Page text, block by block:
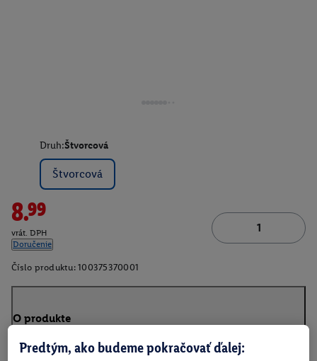
Druh:Štvorcová
Štvorcová
8.99
vrát. DPH
Doručenie
Číslo produktu: 100375370001
O produkte
Predtým, ako budeme pokračovať ďalej: